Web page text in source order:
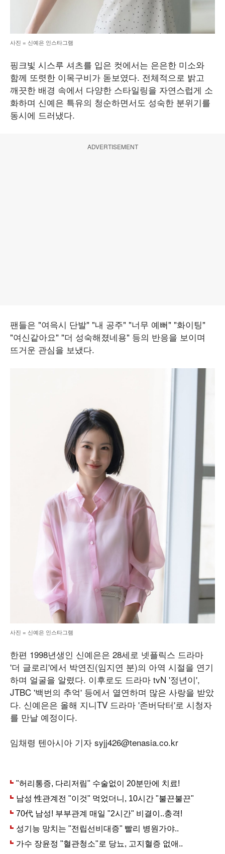
사진 = 신예은 인스타그램
핑크빛 시스루 셔츠를 입은 컷에서는 은은한 미소와
함께 또렷한 이목구비가 돋보였다. 전체적으로 밝고
깨끗한 배경 속에서 다양한 스타일링을 자연스럽게 소
화하며 신예은 특유의 청순하면서도 성숙한 분위기를
동시에 드러냈다.
ADVERTISEMENT
팬들은 "여윽시 단발" "내 공주" "너무 예뻐" "화이팅"
"여신같아요" "더 성숙해졌네용" 등의 반응을 보이며
뜨거운 관심을 보냈다.
사진 = 신예은 인스타그램
한편 1998년생인 신예은은 28세로 넷플릭스 드라마
'더 글로리'에서 박연진(임지연 분)의 아역 시절을 연기
하며 얼굴을 알렸다. 이후로도 드라마 tvN '정년이',
JTBC '백번의 추억' 등에서 열연하며 많은 사랑을 받았
다. 신예은은 올해 지니TV 드라마 '존버닥터'로 시청자
를 만날 예정이다.
임채령 텐아시아 기자 syjj426@tenasia.co.kr